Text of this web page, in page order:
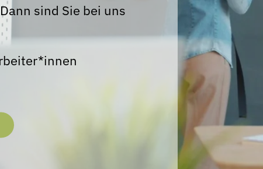
ann sind Sie bei uns